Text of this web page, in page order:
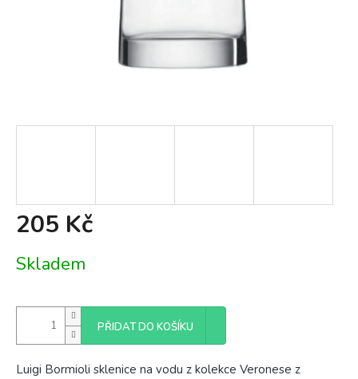
205 Kč
cena:
Skladem
PŘIDAT DO KOŠÍKU
Luigi Bormioli sklenice na vodu z kolekce Veronese z